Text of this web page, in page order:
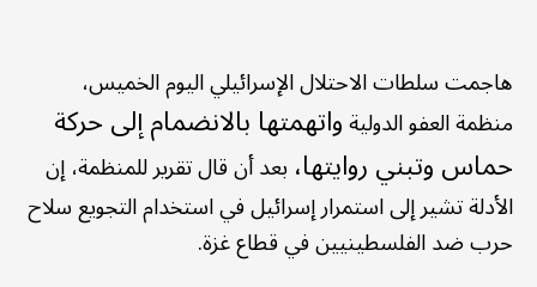
هاجمت سلطات الاحتلال الإسرائيلي اليوم الخميس،
منظمة العفو الدوليةواتهمتها بالانضمام إلى حركة
حماس وتبني روايتها،بعد أن قال تقرير للمنظمة، إن
الأدلة تشير إلى استمرار إسرائيل في استخدام التجويع سلاح
حرب ضد الفلسطينيين في قطاع غزة.